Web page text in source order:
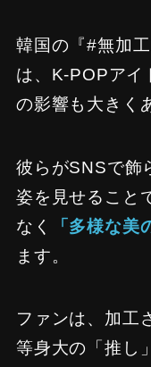
韓国の『#無加
は、K-POPアイ
の影響も大きく
彼らがSNSで飾
姿を見せること
なく
「多様な美
ます。
ファンは、加工
等身大の「推し